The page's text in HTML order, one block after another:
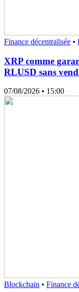
Finance décentralisée •
XRP comme
RLUSD sans
07/08/2026 • 15:00
Blockchain • Finance